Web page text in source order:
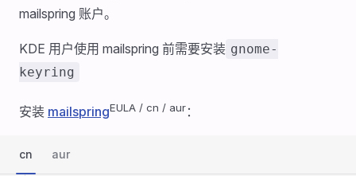
mailspring 账户。
KDE 用户使用 mailspring 前需要安装 gnome-
keyring
安装 mailspringEULA / cn / aur：
cn aur